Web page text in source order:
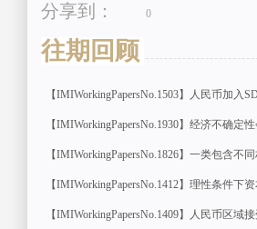
分享到： 0
往期回顾
【IMIWorkingPapersNo.1503】人民币加入
【IMIWorkingPapersNo.1930】经济不确定
【IMIWorkingPapersNo.1826】一类包含
【IMIWorkingPapersNo.1412】理性条件
【IMIWorkingPapersNo.1409】人民币区